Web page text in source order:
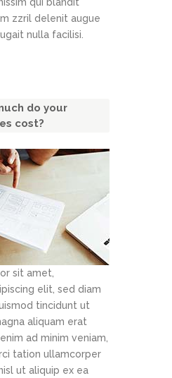
qui blandit
zzril delenit augue
nulla facilisi.
do your
cost?
sit amet,
elit, sed diam
tincidunt ut
aliquam erat
ad minim veniam,
tation ullamcorper
ut aliquip ex ea